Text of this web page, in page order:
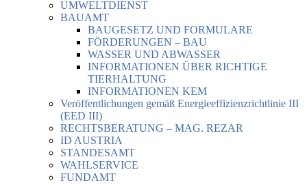
UMWELTDIENST
BAUAMT
BAUGESETZ UND FORMULARE
FÖRDERUNGEN – BAU
WASSER UND ABWASSER
INFORMATIONEN ÜBER RICHTIGE
TIERHALTUNG
INFORMATIONEN KEM
Veröffentlichungen gemäß Energieeffizienzrichtlinie III
(EED III)
RECHTSBERATUNG – MAG. REZAR
ID AUSTRIA
STANDESAMT
WAHLSERVICE
FUNDAMT